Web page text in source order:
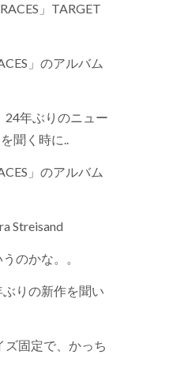
」TARGET
」のアルバム
24年ぶりのニュー
聞く時に..
」のアルバム
Streisand
のかな。。
りの新作を聞い
ズ固定で、かっち